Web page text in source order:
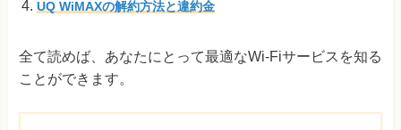
UQ WiMAXの解約方法と違約金
全て読めば、あなたにとって最適なWi-Fiサービスを知る
ことができます。